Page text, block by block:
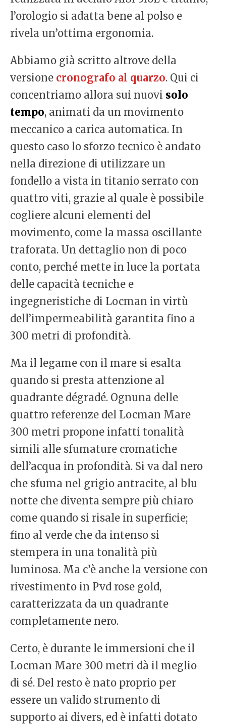
l’orologio si adatta bene al polso e
rivela un’ottima ergonomia.
Abbiamo già scritto altrove della
versione cronografo al quarzo. Qui ci
concentriamo allora sui nuovi solo
tempo, animati da un movimento
meccanico a carica automatica. In
questo caso lo sforzo tecnico è andato
nella direzione di utilizzare un
fondello a vista in titanio serrato con
quattro viti, grazie al quale è possibile
cogliere alcuni elementi del
movimento, come la massa oscillante
traforata. Un dettaglio non di poco
conto, perché mette in luce la portata
delle capacità tecniche e
ingegneristiche di Locman in virtù
dell’impermeabilità garantita fino a
300 metri di profondità.
Ma il legame con il mare si esalta
quando si presta attenzione al
quadrante dégradé. Ognuna delle
quattro referenze del Locman Mare
300 metri propone infatti tonalità
simili alle sfumature cromatiche
dell’acqua in profondità. Si va dal nero
che sfuma nel grigio antracite, al blu
notte che diventa sempre più chiaro
come quando si risale in superficie;
fino al verde che da intenso si
stempera in una tonalità più
luminosa. Ma c’è anche la versione con
rivestimento in Pvd rose gold,
caratterizzata da un quadrante
completamente nero.
Certo, è durante le immersioni che il
Locman Mare 300 metri dà il meglio
di sé. Del resto è nato proprio per
essere un valido strumento di
supporto ai divers, ed è infatti dotato